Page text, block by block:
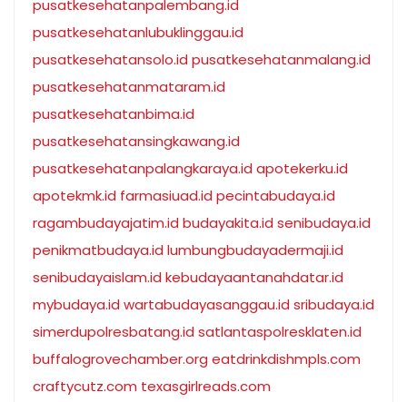
pusatkesehatanpalembang.id
pusatkesehatanlubuklinggau.id
pusatkesehatansolo.id pusatkesehatanmalang.id
pusatkesehatanmataram.id
pusatkesehatanbima.id
pusatkesehatansingkawang.id
pusatkesehatanpalangkaraya.id apotekerku.id
apotekmk.id farmasiuad.id pecintabudaya.id
ragambudayajatim.id budayakita.id senibudaya.id
penikmatbudaya.id lumbungbudayadermaji.id
senibudayaislam.id kebudayaantanahdatar.id
mybudaya.id wartabudayasanggau.id sribudaya.id
simerdupolresbatang.id satlantaspolresklaten.id
buffalogrovechamber.org eatdrinkdishmpls.com
craftycutz.com texasgirlreads.com